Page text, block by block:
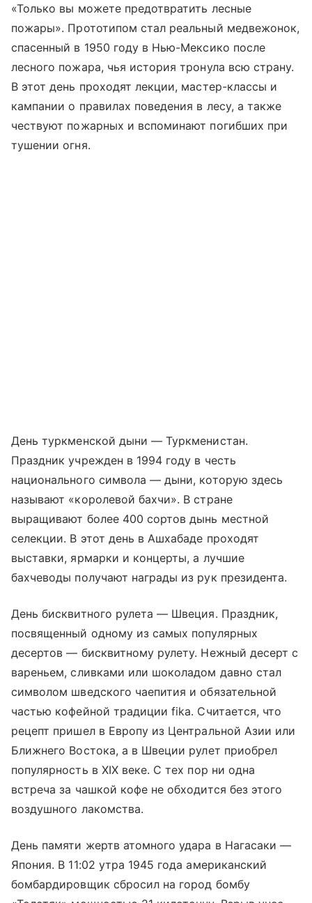
«Только вы можете предотвратить лесные
пожары». Прототипом стал реальный медвежонок,
спасенный в 1950 году в Нью-Мексико после
лесного пожара, чья история тронула всю страну.
В этот день проходят лекции, мастер-классы и
кампании о правилах поведения в лесу, а также
чествуют пожарных и вспоминают погибших при
тушении огня.
День туркменской дыни — Туркменистан.
Праздник учрежден в 1994 году в честь
национального символа — дыни, которую здесь
называют «королевой бахчи». В стране
выращивают более 400 сортов дынь местной
селекции. В этот день в Ашхабаде проходят
выставки, ярмарки и концерты, а лучшие
бахчеводы получают награды из рук президента.
День бисквитного рулета — Швеция. Праздник,
посвященный одному из самых популярных
десертов — бисквитному рулету. Нежный десерт с
вареньем, сливками или шоколадом давно стал
символом шведского чаепития и обязательной
частью кофейной традиции fika. Считается, что
рецепт пришел в Европу из Центральной Азии или
Ближнего Востока, а в Швеции рулет приобрел
популярность в XIX веке. С тех пор ни одна
встреча за чашкой кофе не обходится без этого
воздушного лакомства.
День памяти жертв атомного удара в Нагасаки —
Япония. В 11:02 утра 1945 года американский
бомбардировщик сбросил на город бомбу